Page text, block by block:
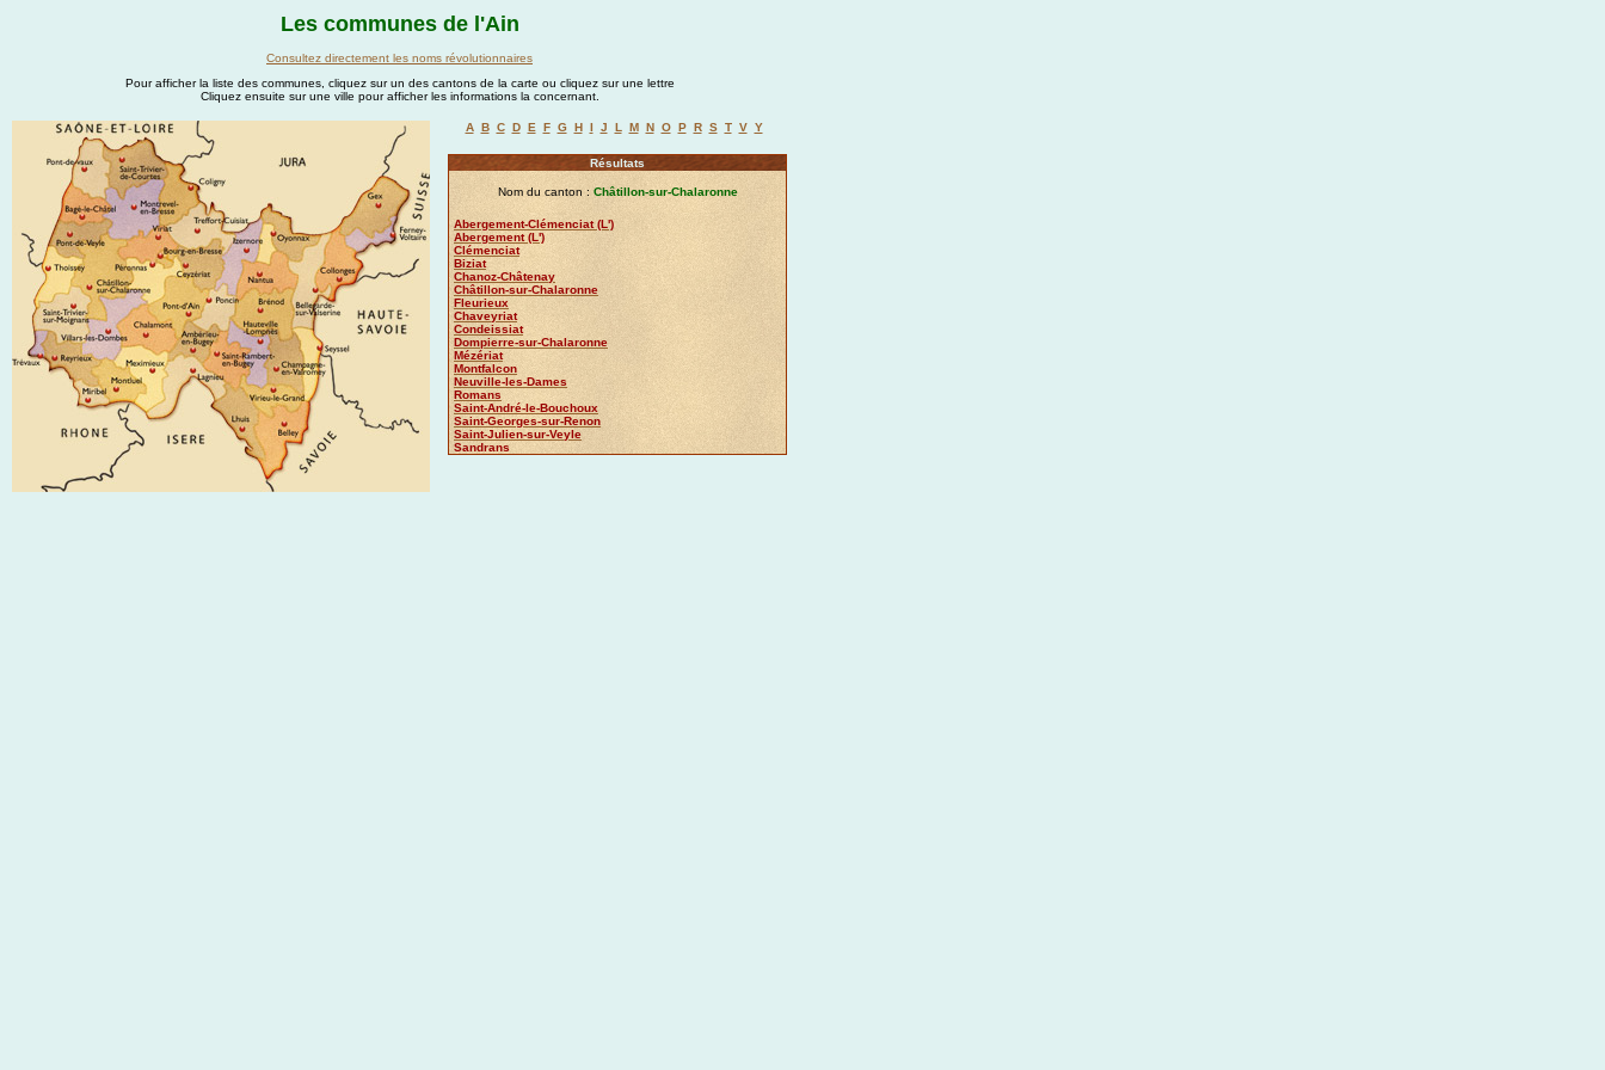
Les communes de l'Ain
Consultez directement les noms révolutionnaires
Pour afficher la liste des communes, cliquez sur un des cantons de la carte ou cliquez sur une lettre
Cliquez ensuite sur une ville pour afficher les informations la concernant.
A B C D E F G H I J L M N O P R S T V Y
Résultats
Nom du canton : Châtillon-sur-Chalaronne
Abergement-Clémenciat (L')
Abergement (L')
Clémenciat
Biziat
Chanoz-Châtenay
Châtillon-sur-Chalaronne
Fleurieux
Chaveyriat
Condeissiat
Dompierre-sur-Chalaronne
Mézériat
Montfalcon
Neuville-les-Dames
Romans
Saint-André-le-Bouchoux
Saint-Georges-sur-Renon
Saint-Julien-sur-Veyle
Sandrans